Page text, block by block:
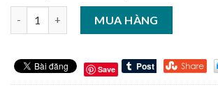
MUA HÀNG
Save